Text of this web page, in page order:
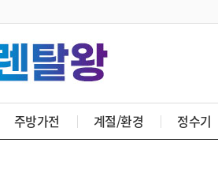
주방가전 계절/환경 정수기